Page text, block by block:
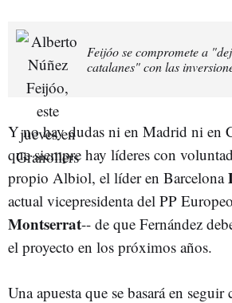
Feijóo se compromete a
catalanes" con las
Y no hay dudas ni en Madrid ni en
que siempre hay líderes con
propio Albiol, el líder en Barcelona
actual vicepresidenta del PP Europeo
Montserrat-- de que Fernández
el proyecto en los próximos años.
Una apuesta que se basará en